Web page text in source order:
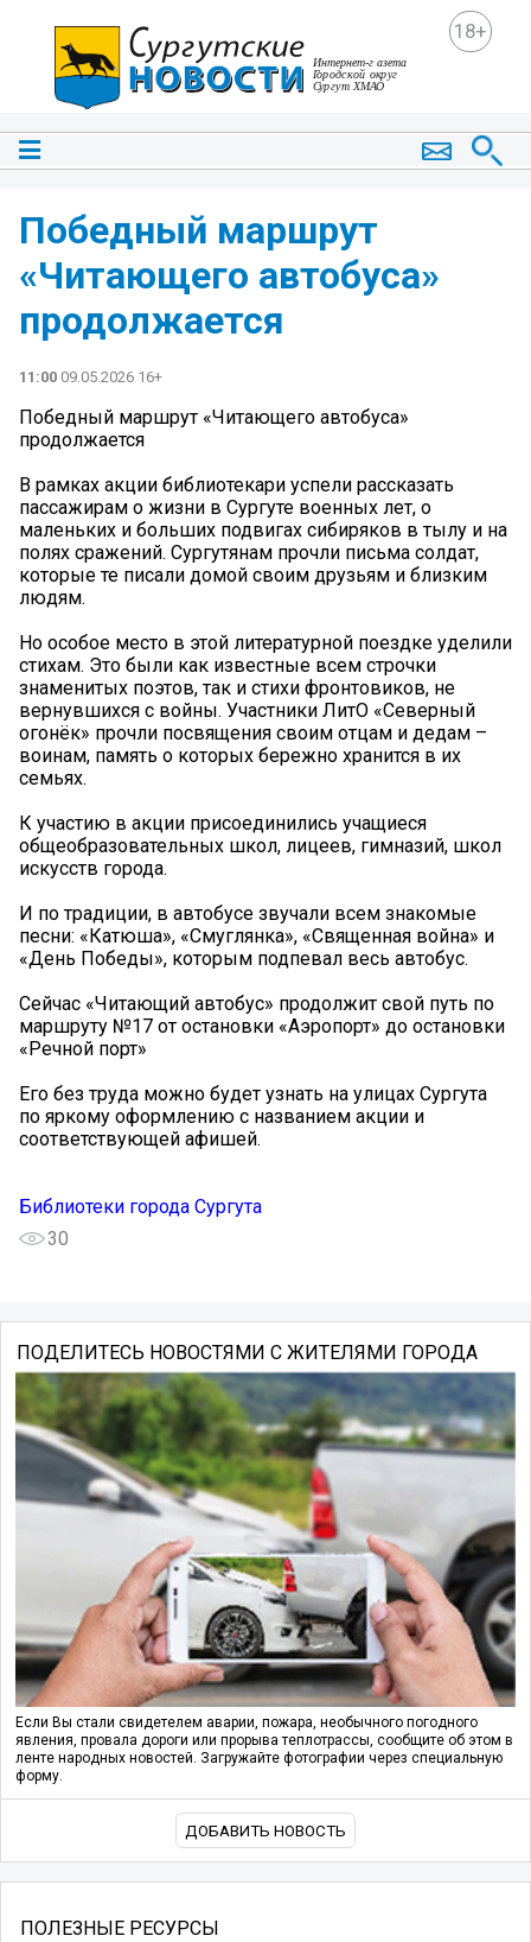
18+
Победный маршрут
«Читающего автобуса»
продолжается
11:00 09.05.2026 16+
Победный маршрут «Читающего автобуса»
продолжается
В рамках акции библиотекари успели рассказать
пассажирам о жизни в Сургуте военных лет, о
маленьких и больших подвигах сибиряков в тылу и на
полях сражений. Сургутянам прочли письма солдат,
которые те писали домой своим друзьям и близким
людям.
Но особое место в этой литературной поездке уделили
стихам. Это были как известные всем строчки
знаменитых поэтов, так и стихи фронтовиков, не
вернувшихся с войны. Участники ЛитО «Северный
огонёк» прочли посвящения своим отцам и дедам –
воинам, память о которых бережно хранится в их
семьях.
К участию в акции присоединились учащиеся
общеобразовательных школ, лицеев, гимназий, школ
искусств города.
И по традиции, в автобусе звучали всем знакомые
песни: «Катюша», «Смуглянка», «Священная война» и
«День Победы», которым подпевал весь автобус.
Сейчас «Читающий автобус» продолжит свой путь по
маршруту №17 от остановки «Аэропорт» до остановки
«Речной порт»
Его без труда можно будет узнать на улицах Сургута
по яркому оформлению с названием акции и
соответствующей афишей.
Библиотеки города Сургута
30
ПОДЕЛИТЕСЬ НОВОСТЯМИ С ЖИТЕЛЯМИ ГОРОДА
Если Вы стали свидетелем аварии, пожара, необычного погодного
явления, провала дороги или прорыва теплотрассы, сообщите об этом в
ленте народных новостей. Загружайте фотографии через специальную
форму.
ДОБАВИТЬ НОВОСТЬ
ПОЛЕЗНЫЕ РЕСУРСЫ